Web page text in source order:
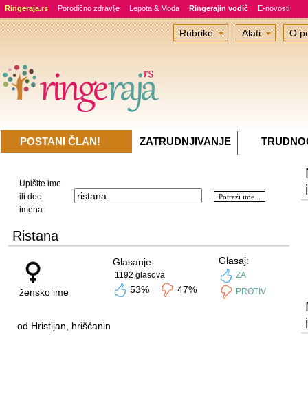
Ringeraja.rs Porodično zdravlje Lepota & Moda Ringerajin vodič E-novosti
Upišite ime
ili deo
imena:
Ristana
žensko ime
Glasanje:
1192 glasova
53% 47%
Glasaj:
ZA
PROTIV
od Hristijan, hrišćanin
Rubrike Alati O
POSTANI ČLAN! ZATRUDNJIVANJE